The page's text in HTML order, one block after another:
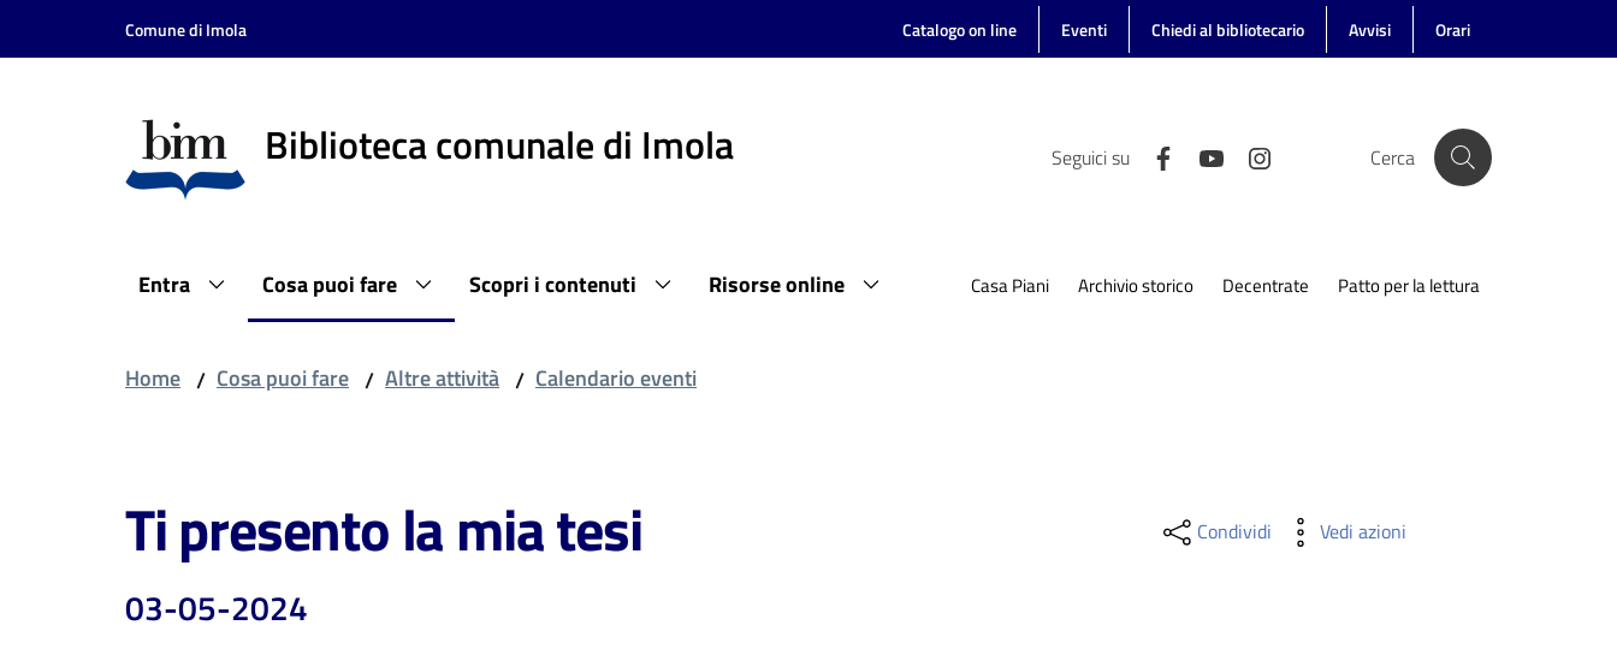
Vai al contenuto
Vai alla navigazione
Comune di Imola Catalogo on line Eventi Chiedi al bibliotecario Avvisi Orari
Biblioteca comunale di Imola Seguici su Cerca
Entra Cosa puoi fare Scopri i contenuti Risorse online Casa Piani Archivio storico Decentrate Patto per la lettura
Home / Cosa puoi fare / Altre attività / Calendario eventi
Ti presento la mia tesi
03-05-2024
Condividi Vedi azioni